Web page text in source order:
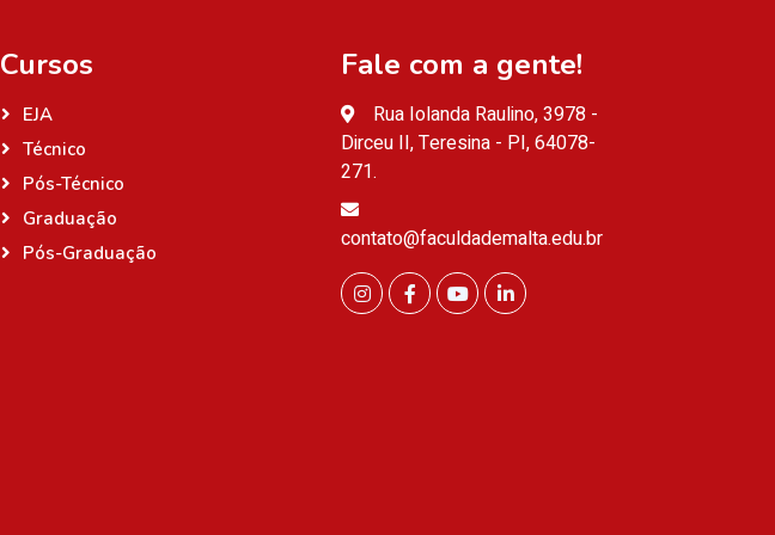
Cursos
EJA
Técnico
Pós-Técnico
Graduação
Pós-Graduação
Fale com a gente!
Rua Iolanda Raulino, 3978 -
Dirceu II, Teresina - PI, 64078-
271.
contato@faculdademalta.edu.br